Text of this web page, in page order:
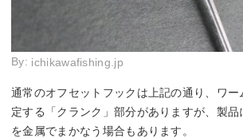
By: ichikawafishing.jp
通常のオフセットフックは上記の通り、ワー
定する「クランク」部分がありますが、製
を金属でまかなう場合もあります。